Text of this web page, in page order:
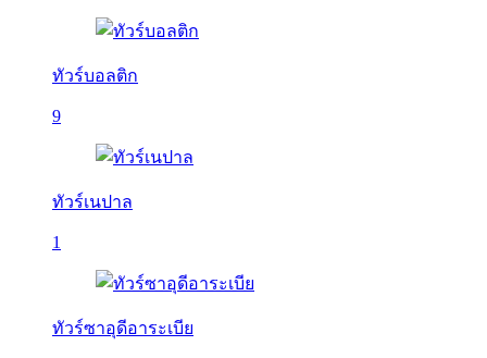
ทัวร์บอลติก
9
ทัวร์เนปาล
1
ทัวร์ซาอุดีอาระเบีย